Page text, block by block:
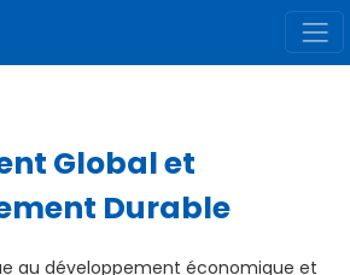
Global et
Durable
au développement économique et